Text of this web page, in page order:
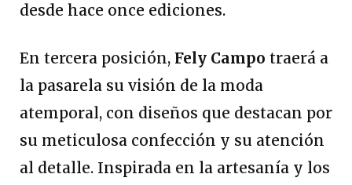
desde hace once ediciones.
En tercera posición, Fely Campo traerá a
la pasarela su visión de la moda
atemporal, con diseños que destacan por
su meticulosa confección y su atención
al detalle. Inspirada en la artesanía y los